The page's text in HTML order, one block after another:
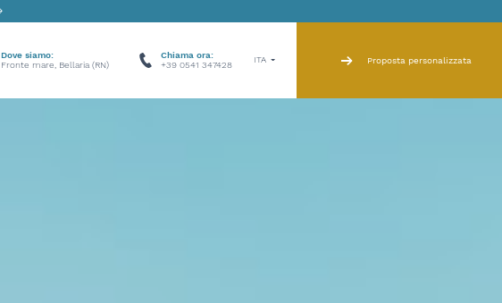
Dove siamo:
Fronte mare, Bellaria (RN)
Chiama ora:
+39 0541 347428
ITA Proposta personalizzata